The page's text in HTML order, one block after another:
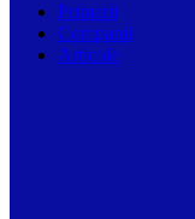
Primarii
Companii
Articole